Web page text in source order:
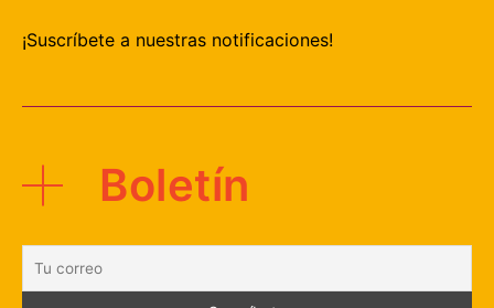
¡Suscríbete a nuestras notificaciones!
Boletín